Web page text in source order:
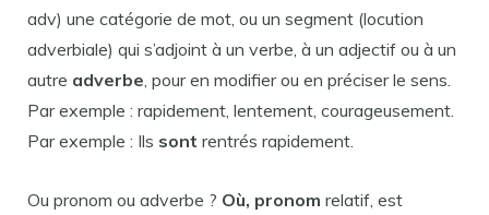
adv) une catégorie de mot, ou un segment (locution
adverbiale) qui s’adjoint à un verbe, à un adjectif ou à un
autre adverbe , pour en modifier ou en préciser le sens.
Par exemple : rapidement, lentement, courageusement.
Par exemple : Ils sont rentrés rapidement.
Ou pronom ou adverbe ? Où, pronom relatif, est